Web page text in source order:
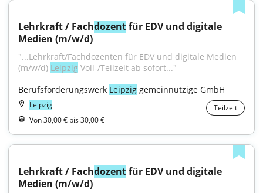
Lehrkraft / Fachdozent für EDV und digitale
Medien (m/w/d)
"...Lehrkraft/Fachdozenten für EDV und digitale Medien
(m/w/d) Leipzig Voll-/Teilzeit ab sofort..."
Berufsförderungswerk Leipzig gemeinnützige GmbH
Leipzig
Teilzeit
Von 30,00 € bis 30,00 €
Lehrkraft / Fachdozent für EDV und digitale
Medien (m/w/d)